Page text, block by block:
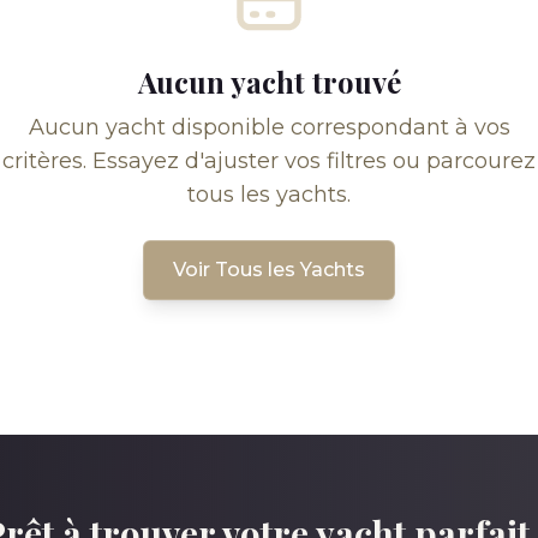
Aucun yacht trouvé
Aucun yacht disponible correspondant à vos
critères. Essayez d'ajuster vos filtres ou parcourez
tous les yachts.
Voir Tous les Yachts